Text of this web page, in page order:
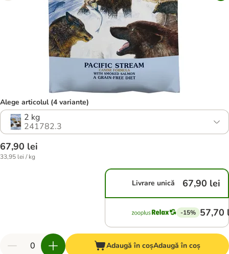
Alege articolul (4 variante)
2 kg
241782.3
67,90 lei
33,95 lei / kg
Livrare unică 67,90 lei
-15% 57,70
Adaugă în coșAdaugă în coș